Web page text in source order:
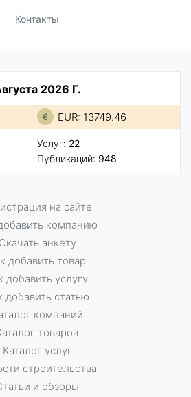
Контакты
2026 Г.
EUR: 13749.46
Услуг: 22
Публикаций: 948
на сайте
компанию
Скачать анкету
добавить товар
добавить услугу
добавить статью
компаний
товаров
Каталог услуг
строительства
и обзоры